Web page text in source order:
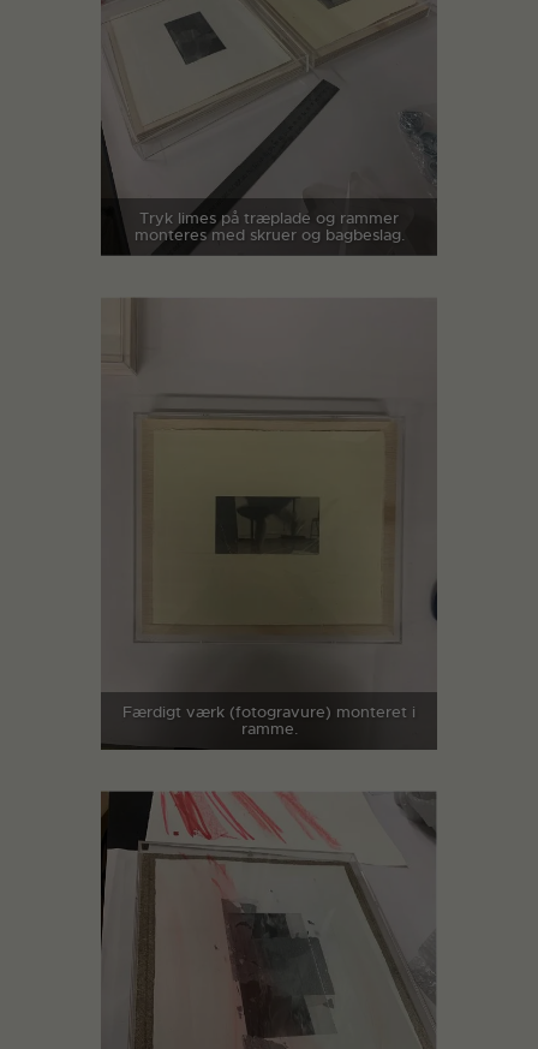
Tryk limes på træplade og rammer
monteres med skruer og bagbeslag.
Færdigt værk (fotogravure) monteret i
ramme.